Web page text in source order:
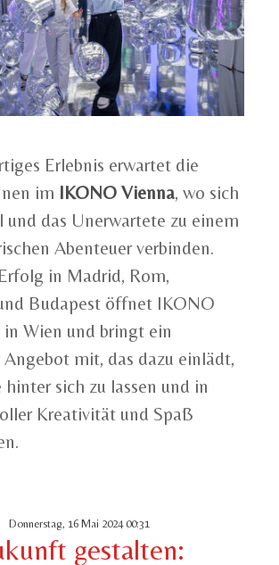
Erlebnis erwartet die
im IKONO Vienna, wo sich
und das Unerwartete zu einem
Abenteuer verbinden.
in Madrid, Rom,
Budapest öffnet IKONO
in Wien und bringt ein
Angebot mit, das dazu einlädt,
sich zu lassen und in
Kreativität und Spaß
Donnerstag, 16 Mai 2024 00:31
gestalten: